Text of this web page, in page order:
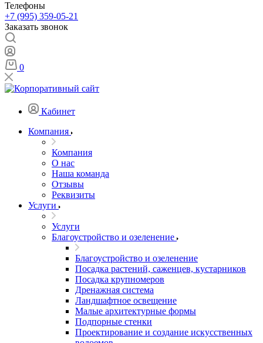
Телефоны
+7 (995) 359-05-21
Заказать звонок
0
Кабинет
Компания
Компания
О нас
Наша команда
Отзывы
Реквизиты
Услуги
Услуги
Благоустройство и озеленение
Благоустройство и озеленение
Посадка растений, саженцев, кустарников
Посадка крупномеров
Дренажная система
Ландшафтное освещение
Малые архитектурные формы
Подпорные стенки
Проектирование и создание искусственных